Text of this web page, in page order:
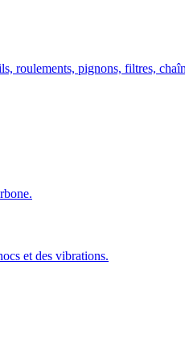
roulements, pignons, filtres,
et des vibrations.